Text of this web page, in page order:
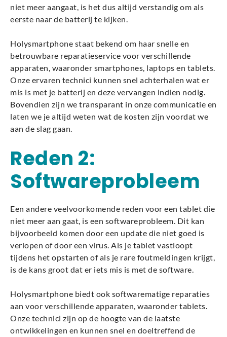
niet meer aangaat, is het dus altijd verstandig om als
eerste naar de batterij te kijken.
Holysmartphone staat bekend om haar snelle en
betrouwbare reparatieservice voor verschillende
apparaten, waaronder smartphones, laptops en tablets.
Onze ervaren technici kunnen snel achterhalen wat er
mis is met je batterij en deze vervangen indien nodig.
Bovendien zijn we transparant in onze communicatie en
laten we je altijd weten wat de kosten zijn voordat we
aan de slag gaan.
Reden 2:
Softwareprobleem
Een andere veelvoorkomende reden voor een tablet die
niet meer aan gaat, is een softwareprobleem. Dit kan
bijvoorbeeld komen door een update die niet goed is
verlopen of door een virus. Als je tablet vastloopt
tijdens het opstarten of als je rare foutmeldingen krijgt,
is de kans groot dat er iets mis is met de software.
Holysmartphone biedt ook softwarematige reparaties
aan voor verschillende apparaten, waaronder tablets.
Onze technici zijn op de hoogte van de laatste
ontwikkelingen en kunnen snel en doeltreffend de